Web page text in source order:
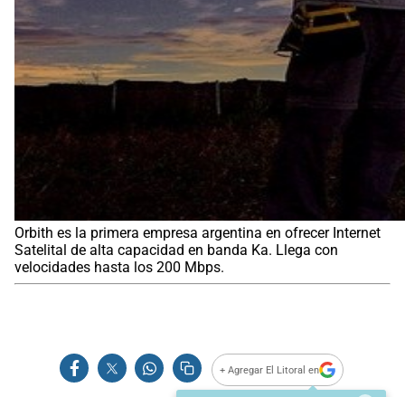
Orbith es la primera empresa argentina en ofrecer Internet
Satelital de alta capacidad en banda Ka. Llega con
velocidades hasta los 200 Mbps.
+ Agregar El Litoral en